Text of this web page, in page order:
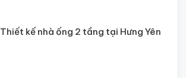
Thiết kế nhà ống 2 tầng tại Hưng Yên